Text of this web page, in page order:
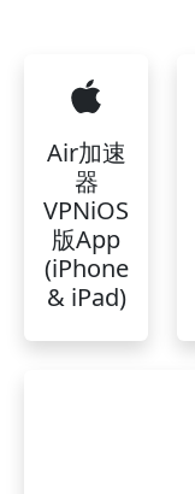
Air加速
器
VPNiOS
版App
(iPhone
& iPad)